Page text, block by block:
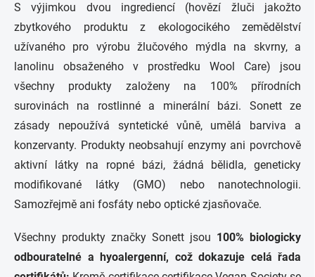
S výjimkou dvou ingrediencí (hovězí žluči jakožto
zbytkového produktu z ekologocikého zemědělství
užívaného pro výrobu žlučového mýdla na skvrny, a
lanolinu obsaženého v prostředku Wool Care) jsou
všechny produkty založeny na 100% přírodních
surovinách na rostlinné a minerální bázi. Sonett ze
zásady nepoužívá syntetické vůně, umělá barviva a
konzervanty. Produkty neobsahují enzymy ani povrchově
aktivní látky na ropné bázi, žádná bělidla, geneticky
modifikované látky (GMO) nebo nanotechnologii.
Samozřejmě ani fosfáty nebo optické zjasňovače.
Všechny produkty značky Sonett jsou 100% biologicky
odbouratelné a hyoalergenní, což dokazuje celá řada